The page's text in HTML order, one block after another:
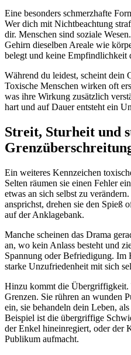
Eine besonders schmerzhafte
Wer dich mit Nichtbeachtung
dir. Menschen sind soziale
Gehirn dieselben Areale wie
belegt und keine Empfindlichkeit
Während du leidest, scheint dein
Toxische Menschen wirken oft
was ihre Wirkung zusätzlich
hart und auf Dauer entsteht ein
Streit, Sturheit und
Ein weiteres Kennzeichen
Selten räumen sie einen Fehler
etwas an sich selbst zu
ansprichst, drehen sie den Spieß
auf der Anklagebank.
Manche scheinen das Drama
an, wo kein Anlass besteht und
Spannung oder Befriedigung. Im
starke Unzufriedenheit mit sich
Hinzu kommt die Übergriffigkeit.
Grenzen. Sie rühren an wunden
ein, sie behandeln dein Leben,
Beispiel ist die übergriffige
der Enkel hineinregiert, oder der
Publikum aufmacht.